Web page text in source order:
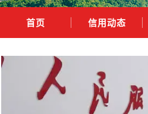
首页 信用动态